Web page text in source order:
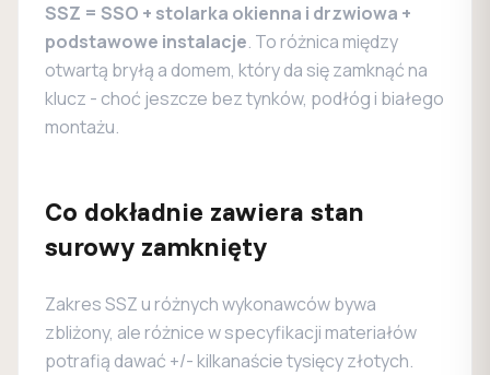
SSZ = SSO + stolarka okienna i drzwiowa +
podstawowe instalacje. To różnica między
otwartą bryłą a domem, który da się zamknąć na
klucz - choć jeszcze bez tynków, podłóg i białego
montażu.
Co dokładnie zawiera stan
surowy zamknięty
Zakres SSZ u różnych wykonawców bywa
zbliżony, ale różnice w specyfikacji materiałów
potrafią dawać +/- kilkanaście tysięcy złotych.